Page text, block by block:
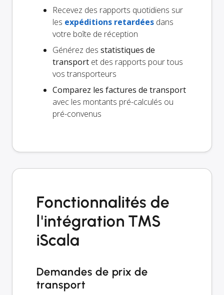
Recevez des rapports quotidiens sur
les expéditions retardées dans
votre boîte de réception
Générez des statistiques de
transport et des rapports pour tous
vos transporteurs
Comparez les factures de transport
avec les montants pré-calculés ou
pré-convenus
Fonctionnalités de
l'intégration TMS
iScala
Demandes de prix de
transport